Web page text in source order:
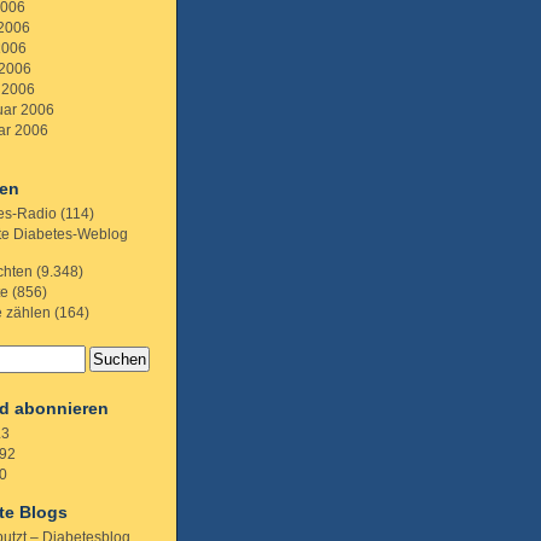
2006
2006
Radio (114)
Diabetes-Weblog
(9.348)
(856)
zählen (164)
abonnieren
Blogs
– Diabetesblog